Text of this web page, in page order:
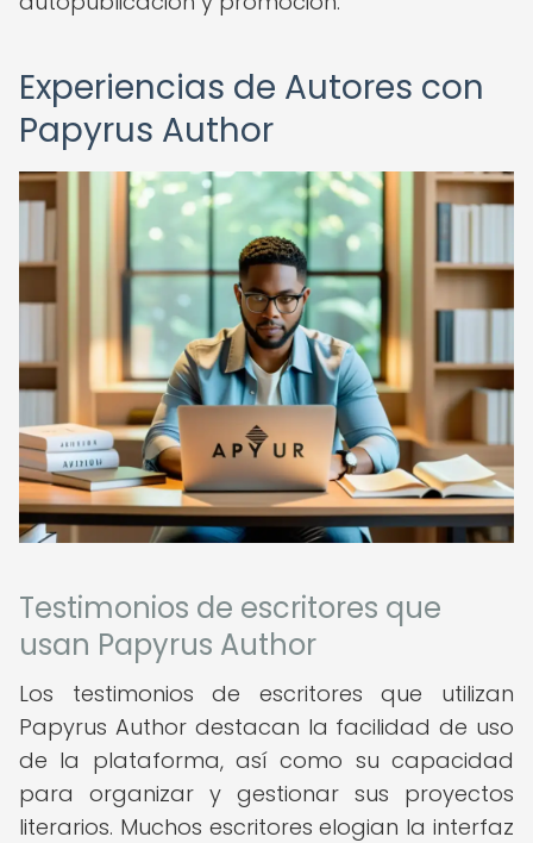
Experiencias de Autores con
Papyrus Author
Testimonios de escritores que
usan Papyrus Author
Los testimonios de escritores que utilizan
Papyrus Author destacan la facilidad de uso
de la plataforma, así como su capacidad
para organizar y gestionar sus proyectos
literarios. Muchos escritores elogian la interfaz